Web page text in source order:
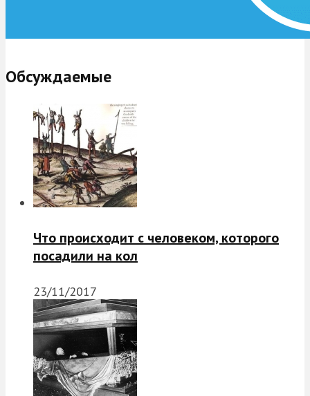
Обсуждаемые
Что происходит с человеком, которого
посадили на кол
23/11/2017